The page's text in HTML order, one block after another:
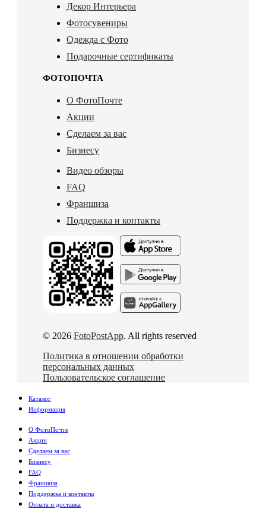
Декор Интерьера
Фотосувениры
Одежда с Фото
Подарочные сертификаты
ФОТОПОЧТА
О ФотоПочте
Акции
Сделаем за вас
Бизнесу
Видео обзоры
FAQ
Франшиза
Поддержка и контакты
© 2026 FotoPostApp. All rights reserved
Политика в отношении обработки
персональных данных
Пользовательское соглашение
Каталог
Информация
О ФотоПочте
Акции
Сделаем за вас
Бизнесу
FAQ
Франшиза
Поддержка и контакты
Оплата и доставка